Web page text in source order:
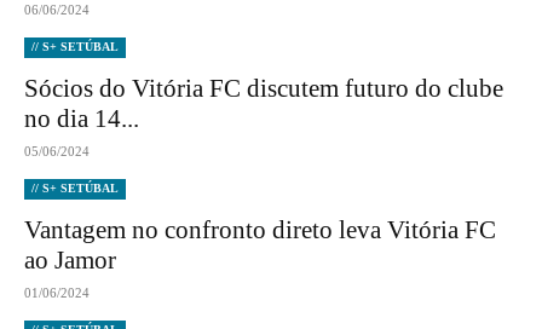
06/06/2024
// S+ SETÚBAL
Sócios do Vitória FC discutem futuro do clube
no dia 14...
05/06/2024
// S+ SETÚBAL
Vantagem no confronto direto leva Vitória FC
ao Jamor
01/06/2024